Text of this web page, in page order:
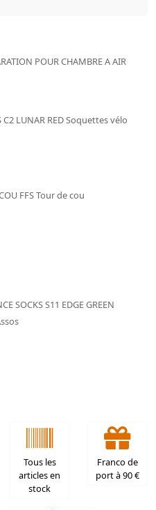
POUR CHAMBRE A AIR
C2 LUNAR RED Soquettes vélo
FFS Tour de cou
SOCKS S11 EDGE GREEN
Tous les
articles en
stock
Franco de
port à 90 €